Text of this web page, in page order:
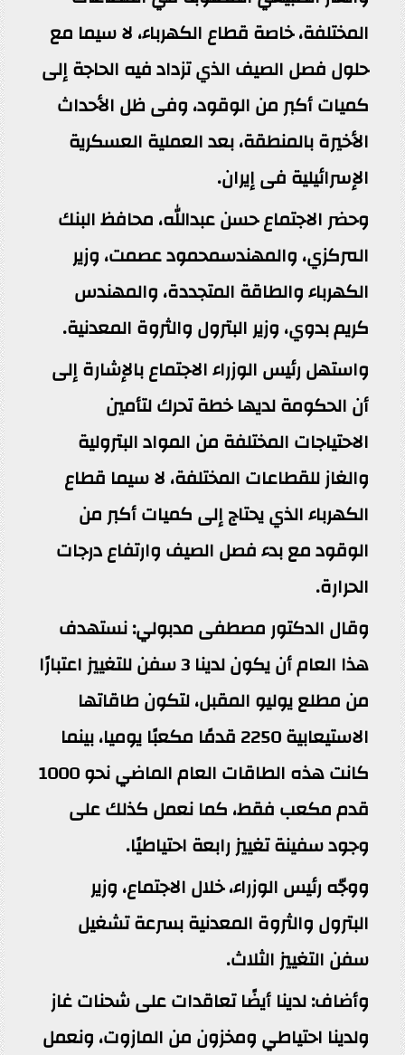
المختلفة، خاصة قطاع الكهرباء، لا سيما مع
حلول فصل الصيف الذي تزداد فيه الحاجة إلى
كميات أكبر من الوقود، وفى ظل الأحداث
الأخيرة بالمنطقة، بعد العملية العسكرية
الإسرائيلية فى إيران.
وحضر الاجتماع حسن عبدالله، محافظ البنك
المركزي، والمهندسمحمود عصمت، وزير
الكهرباء والطاقة المتجددة، والمهندس
كريم بدوي، وزير البترول والثروة المعدنية.
واستهل رئيس الوزراء الاجتماع بالإشارة إلى
أن الحكومة لديها خطة تحرك لتأمين
الاحتياجات المختلفة من المواد البترولية
والغاز للقطاعات المختلفة، لا سيما قطاع
الكهرباء الذي يحتاج إلى كميات أكبر من
الوقود مع بدء فصل الصيف وارتفاع درجات
الحرارة.
وقال الدكتور مصطفى مدبولي: نستهدف
هذا العام أن يكون لدينا 3 سفن للتغييز اعتبارًا
من مطلع يوليو المقبل، لتكون طاقاتها
الاستيعابية 2250 قدمًا مكعبًا يوميا، بينما
كانت هذه الطاقات العام الماضي نحو 1000
قدم مكعب فقط، كما نعمل كذلك على
وجود سفينة تغييز رابعة احتياطيًا.
ووجّه رئيس الوزراء، خلال الاجتماع، وزير
البترول والثروة المعدنية بسرعة تشغيل
سفن التغييز الثلاث.
وأضاف: لدينا أيضًا تعاقدات على شحنات غاز
ولدينا احتياطي ومخزون من المازوت، ونعمل